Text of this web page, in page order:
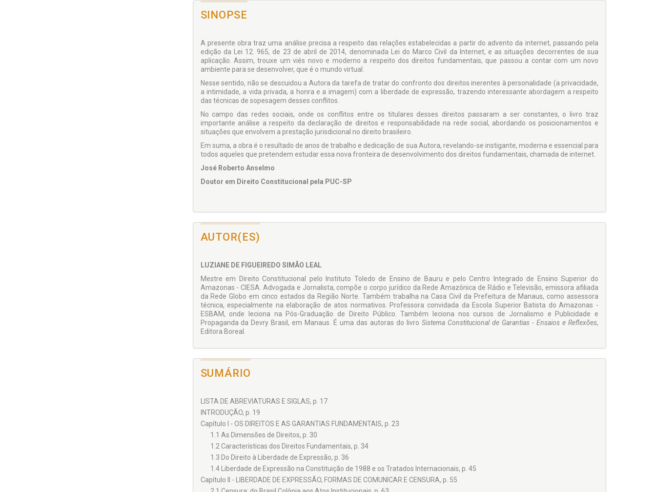
SINOPSE
A presente obra traz uma análise precisa a respeito das relações estabelecidas a partir do advento da internet, passando pela
edição da Lei 12. 965, de 23 de abril de 2014, denominada Lei do Marco Civil da Internet, e as situações decorrentes de sua
aplicação. Assim, trouxe um viés novo e moderno a respeito dos direitos fundamentais, que passou a contar com um novo
ambiente para se desenvolver, que é o mundo virtual.
Nesse sentido, não se descuidou a Autora da tarefa de tratar do confronto dos direitos inerentes à personalidade (a privacidade,
a intimidade, a vida privada, a honra e a imagem) com a liberdade de expressão, trazendo interessante abordagem a respeito
das técnicas de sopesagem desses conflitos.
No campo das redes sociais, onde os conflitos entre os titulares desses direitos passaram a ser constantes, o livro traz
importante análise a respeito da declaração de direitos e responsabilidade na rede social, abordando os posicionamentos e
situações que envolvem a prestação jurisdicional no direito brasileiro.
Em suma, a obra é o resultado de anos de trabalho e dedicação de sua Autora, revelando-se instigante, moderna e essencial para
todos aqueles que pretendem estudar essa nova fronteira de desenvolvimento dos direitos fundamentais, chamada de internet.
José Roberto Anselmo
Doutor em Direito Constitucional pela PUC-SP
AUTOR(ES)
LUZIANE DE FIGUEIREDO SIMÃO LEAL
Mestre em Direito Constitucional pelo Instituto Toledo de Ensino de Bauru e pelo Centro Integrado de Ensino Superior do
Amazonas - CIESA. Advogada e Jornalista, compõe o corpo jurídico da Rede Amazônica de Rádio e Televisão, emissora afiliada
da Rede Globo em cinco estados da Região Norte. Também trabalha na Casa Civil da Prefeitura de Manaus, como assessora
técnica, especialmente na elaboração de atos normativos. Professora convidada da Escola Superior Batista do Amazonas -
ESBAM, onde leciona na Pós-Graduação de Direito Público. Também leciona nos cursos de Jornalismo e Publicidade e
Propaganda da Devry Brasil, em Manaus. É uma das autoras do livroSistema Constitucional de Garantias - Ensaios e Reflexões,
Editora Boreal.
SUMÁRIO
LISTA DE ABREVIATURAS E SIGLAS, p. 17
INTRODUÇÃO, p. 19
Capítulo I - OS DIREITOS E AS GARANTIAS FUNDAMENTAIS, p. 23
1.1 As Dimensões de Direitos, p. 30
1.2 Características dos Direitos Fundamentais, p. 34
1.3 Do Direito à Liberdade de Expressão, p. 36
1.4 Liberdade de Expressão na Constituição de 1988 e os Tratados Internacionais, p. 45
Capítulo II - LIBERDADE DE EXPRESSÃO, FORMAS DE COMUNICAR E CENSURA, p. 55